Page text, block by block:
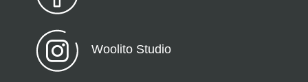
Woolito Studio